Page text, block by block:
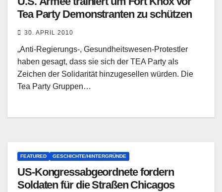
Tea Party Demonstranten zu schützen
30. APRIL 2010
„Anti-Regierungs-, Gesundheitswesen-Protestler
haben gesagt, dass sie sich der TEA Party als
Zeichen der Solidarität hinzugesellen würden. Die
Tea Party Gruppen…
FEATURED GESCHICHTE/HINTERGRÜNDE
US-Kongressabgeordnete fordern
Soldaten für die Straßen Chicagos